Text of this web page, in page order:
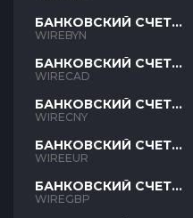
БАНКОВСКИЙ СЧЕТ
BYN
WIREBYN
БАНКОВСКИЙ СЧЕТ
CAD
WIRECAD
БАНКОВСКИЙ СЧЕТ
CNY
WIRECNY
БАНКОВСКИЙ СЧЕТ
EUR
WIREEUR
БАНКОВСКИЙ СЧЕТ
GBP
WIREGBP